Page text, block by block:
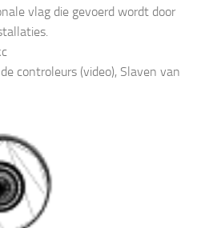
vlag die gevoerd wordt door
controleurs (video), Slaven van